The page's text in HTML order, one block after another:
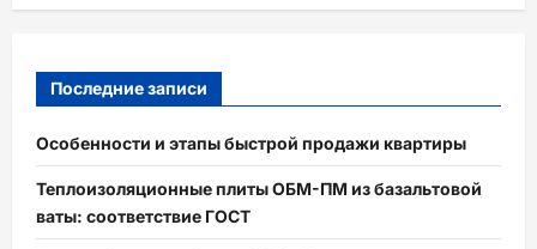
Последние записи
Особенности и этапы быстрой продажи квартиры
Теплоизоляционные плиты ОБМ-ПМ из базальтовой
ваты: соответствие ГОСТ